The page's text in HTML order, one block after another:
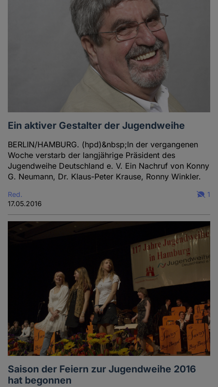
Ein aktiver Gestalter der Jugendweihe
BERLIN/HAMBURG. (hpd)&nbsp;In der vergangenen
Woche verstarb der langjährige Präsident des
Jugendweihe Deutschland e. V. Ein Nachruf von Konny
G. Neumann, Dr. Klaus-Peter Krause, Ronny Winkler.
Red.
17.05.2016
1
Saison der Feiern zur Jugendweihe 2016
hat begonnen